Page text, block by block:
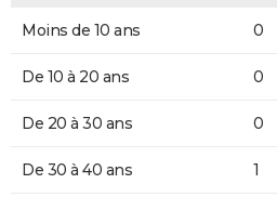
Moins de 10 ans 0
De 10 à 20 ans 0
De 20 à 30 ans 0
De 30 à 40 ans 1